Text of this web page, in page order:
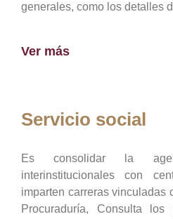
generales, como los detalles
Ver más
Servicio social
Es consolidar la
interinstitucionales con
imparten carreras vinculadas
Procuraduría, Consulta